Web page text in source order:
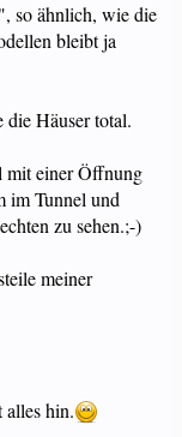
so ähnlich, wie die
bleibt ja
Häuser total.
mit einer Öffnung
im Tunnel und
zu sehen.;-)
meiner
hin.